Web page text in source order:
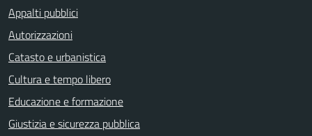
Appalti pubblici
Autorizzazioni
Catasto e urbanistica
Cultura e tempo libero
Educazione e formazione
Giustizia e sicurezza pubblica